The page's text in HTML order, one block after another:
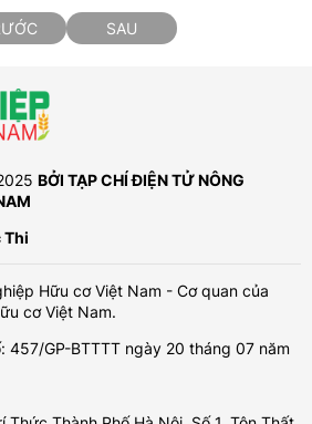
SAU
BỞI TẠP CHÍ ĐIỆN TỬ NÔNG
Thi
Hữu cơ Việt Nam - Cơ quan của
cơ Việt Nam.
457/GP-BTTTT ngày 20 tháng 07 năm